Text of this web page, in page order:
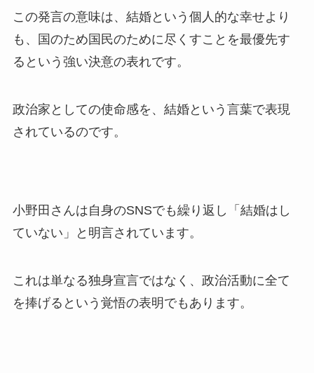
この発言の意味は、結婚という個人的な幸せより
も、国のため国民のために尽くすことを最優先す
るという強い決意の表れです。
政治家としての使命感を、結婚という言葉で表現
されているのです。
小野田さんは自身のSNSでも繰り返し「結婚はし
ていない」と明言されています。
これは単なる独身宣言ではなく、政治活動に全て
を捧げるという覚悟の表明でもあります。